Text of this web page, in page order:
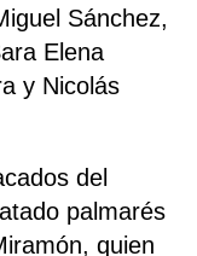
Sánchez,
Elena
y Nicolás
del
palmarés
quien